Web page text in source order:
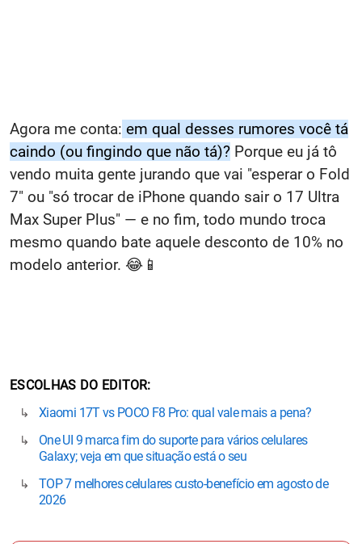
Agora me conta: em qual desses rumores você tá
caindo (ou fingindo que não tá)? Porque eu já tô
vendo muita gente jurando que vai "esperar o Fold
7" ou "só trocar de iPhone quando sair o 17 Ultra
Max Super Plus" — e no fim, todo mundo troca
mesmo quando bate aquele desconto de 10% no
modelo anterior. 😂📱
ESCOLHAS DO EDITOR
Xiaomi 17T vs POCO F8 Pro: qual vale mais a pena?
One UI 9 marca fim do suporte para vários celulares
Galaxy; veja em que situação está o seu
TOP 7 melhores celulares custo-benefício em agosto de
2026